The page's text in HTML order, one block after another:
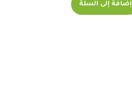
إضافة إلى السلة